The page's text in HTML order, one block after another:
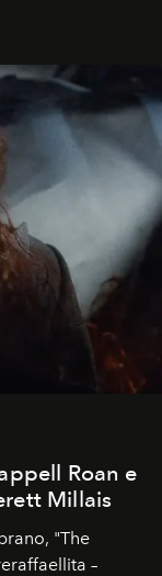
Roan e
Millais
"The
–